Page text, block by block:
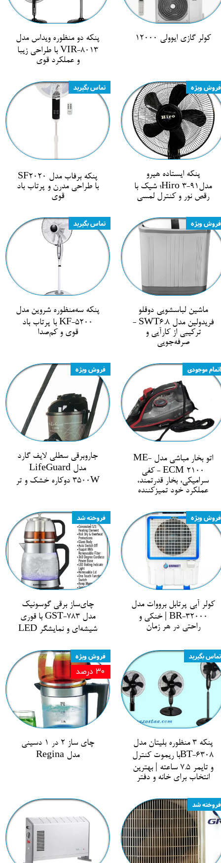
کولر گازی ایوولی 12000
پنکه دو منظوره ویداس مدل
VIR-8013 با طراحی زیبا
و عملکرد قوی
پنکه ایستاده هیرو
مدلHiro ۳-۹۱؛ شیک با
رقص نور و کنترل لمسی
فروش ویژه
پنکه برفاب مدل SF2020
با طراحی مدرن و پرتاب باد
قوی
تماس بگیرید
ماشین لباسشویی دوقلو
فریدولین مدل SWT6.8 -
ترکیبی از کارآیی و
صرفه‌جویی
فروش ویژه
پنکه سه‌منظوره شروین مدل
KF-5200 با پرتاب باد
قوی و کم‌صدا
تماس بگیرید
اتو بخار مباشی مدل ME-
ECM 2100 - کفی
سرامیکی، بخار قدرتمند،
عملکرد خود تمیزکننده
اتمام موجودی
جاروبرقی سطلی لایف گارد
مدل LifeGuard
3500W دوکاره خشک و تر
فروش ویژه
کولر آبی پرتابل برووات مدل
BR-32000 | خنکی و
راحتی در هر زمان
فروش ویژه
چای‌ساز برقی گوسونیک
مدل GST-783 با قوری
شیشه‌ای و نمایشگر LED
فروخته شد
پنکه ۳ منظوره بلیتان مدل
BT-6308با ریموت کنترل
و تایمر 7.5 ساعته | بهترین
انتخاب برای خانه و دفتر
تماس بگیرید
چای ساز 2 در 1 دسینی
مدل Regina
فروش ویژه
۳۰ درصد
فروخته شد